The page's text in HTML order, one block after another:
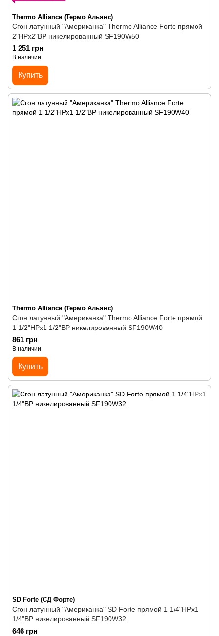
Thermo Alliance (Термо Альянс)
Сгон латунный "Американка" Thermo Alliance Forte прямой
2"НРх2"ВР никелированный SF190W50
1 251 грн
В наличии
Купить
Thermo Alliance (Термо Альянс)
Сгон латунный "Американка" Thermo Alliance Forte прямой
1 1/2"НРх1 1/2"ВР никелированный SF190W40
861 грн
В наличии
Купить
SD Forte (СД Форте)
Сгон латунный "Американка" SD Forte прямой 1 1/4"НРх1
1/4"ВР никелированный SF190W32
646 грн